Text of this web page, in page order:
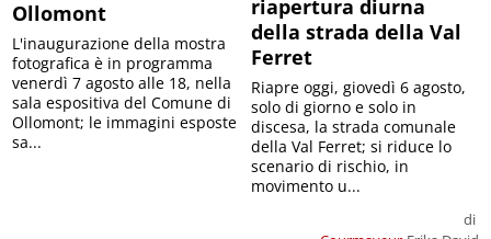
Ollomont
L'inaugurazione della mostra
fotografica è in programma
venerdì 7 agosto alle 18, nella
sala espositiva del Comune di
Ollomont; le immagini esposte
sa...
riapertura diurna
della strada della Val
Ferret
di
Riapre oggi, giovedì 6 agosto,
solo di giorno e solo in
discesa, la strada comunale
della Val Ferret; si riduce lo
scenario di rischio, in
movimento u...